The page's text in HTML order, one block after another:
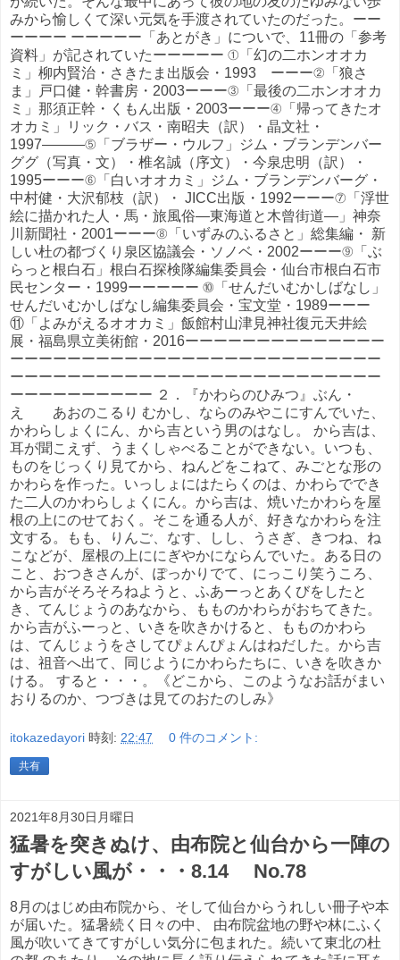
みから愉しくて深い元気を手渡されていたのだった。ーー
ーーーー ーーーーー「あとがき」についで、11冊の「参考
資料」が記されていたーーーーー ①「幻の二ホンオオカ
ミ」柳内賢治・さきたま出版会・1993 ーーー②「狼さ
ま」戸口健・幹書房・2003ーーー③「最後の二ホンオオカ
ミ」那須正幹・くもん出版・2003ーーー④「帰ってきたオ
オカミ」リック・バス・南昭夫（訳）・晶文社・
1997―――⑤「ブラザー・ウルフ」ジム・ブランデンバー
ググ（写真・文）・椎名誠（序文）・今泉忠明（訳）・
1995ーーー⑥「白いオオカミ」ジム・ブランデンバーグ・
中村健・大沢郁枝（訳）・ JICC出版・1992ーーー⑦「浮世
絵に描かれた人・馬・旅風俗―東海道と木曾街道―」神奈
川新聞社・2001ーーー⑧「いずみのふるさと」総集編・ 新
しい杜の都づくり泉区協議会・ソノベ・2002ーーー⑨「ぶ
らっと根白石」根白石探検隊編集委員会・仙台市根白石市
民センター・1999ーーーーー ⑩「せんだいむかしばなし」
せんだいむかしばなし編集委員会・宝文堂・1989ーーー
⑪「よみがえるオオカミ」飯館村山津見神社復元天井絵
展・福島県立美術館・2016ーーーーーーーーーーーーーー
ーーーーーーーーーーーーーーーーーーーーーーーーーー
ーーーーーーーーーーーーーーーーーーーーーーーーーー
ーーーーーーーーーー ２．『かわらのひみつ』ぶん・
え あおのこるり むかし、ならのみやこにすんでいた、
かわらしょくにん、から吉という男のはなし。 から吉は、
耳が聞こえず、うまくしゃべることができない。いつも、
ものをじっくり見てから、ねんどをこねて、みごとな形の
かわらを作った。いっしょにはたらくのは、かわらででき
た二人のかわらしょくにん。から吉は、焼いたかわらを屋
根の上にのせておく。そこを通る人が、好きなかわらを注
文する。もも、りんご、なす、しし、うさぎ、きつね、ね
こなどが、屋根の上ににぎやかにならんでいた。ある日の
こと、おつきさんが、ぽっかりでて、にっこり笑うころ、
から吉がそろそろねようと、ふあーっとあくびをしたと
き、てんじょうのあなから、もものかわらがおちてきた。
から吉がふーっと、いきを吹きかけると、もものかわら
は、てんじょうをさしてぴょんぴょんはねだした。から吉
は、祖音へ出て、同じようにかわらたちに、いきを吹きか
ける。 すると・・・。《どこから、このようなお話がまい
おりるのか、つづきは見てのおたのしみ》
itokazedayori 時刻: 22:47 0 件のコメント:
共有
2021年8月30日月曜日
猛暑を突きぬけ、由布院と仙台から一陣の
すがしい風が・・・8.14 No.78
8月のはじめ由布院から、そして仙台からうれしい冊子や本
が届いた。猛暑続く日々の中、 由布院盆地の野や林にふく
風が吹いてきてすがしい気分に包まれた。続いて東北の杜